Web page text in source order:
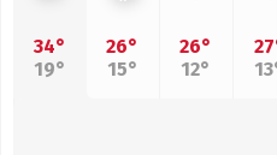
34°
19°
26°
15°
26°
12°